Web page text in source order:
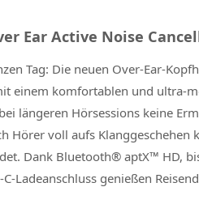
Ear Active Noise
Tag: Die neuen Over-Ear-
einem komfortablen und ultra-
längeren Hörsessions keine
Hörer voll aufs
Dank Bluetooth® aptX™ HD,
Ladeanschluss genießen